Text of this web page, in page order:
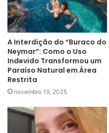
A Interdição do “Buraco do
Neymar”: Como o Uso
Indevido Transformou um
Paraíso Natural em Área
Restrita
novembro 19, 2025